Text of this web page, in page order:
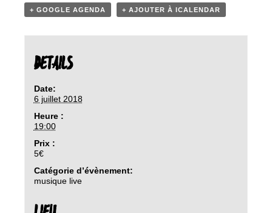
+ GOOGLE AGENDA + AJOUTER À ICALENDAR
DETAILS
Date:
6 juillet 2018
Heure :
19:00
Prix :
5€
Catégorie d’évènement:
musique live